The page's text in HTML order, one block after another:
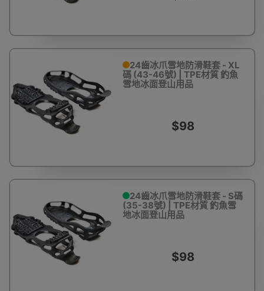
24齒冰爪雪地防滑鞋套 - XL
碼 (43-46號) | TPE材質 釣魚
雪地冰面登山用品
$98
24齒冰爪雪地防滑鞋套 - S碼
(35-38號) | TPE材質 釣魚雪
地冰面登山用品
$98